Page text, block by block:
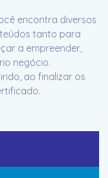
encontra diversos
tanto para
a empreender,
negócio.
ao finalizar os